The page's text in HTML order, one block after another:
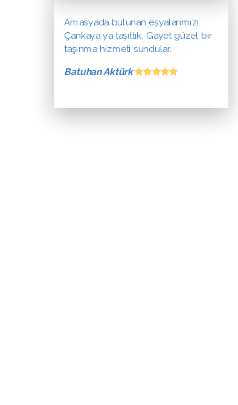
Amasyada bulunan eşyalarımızı
Çankaya ya taşıttık. Gayet güzel bir
taşınma hizmeti sundular.
Batuhan Aktürk